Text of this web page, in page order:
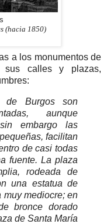
(hacia 1850)
a los monumentos de
sus calles y plazas,
de Burgos son
aunque
embargo las
facilitan
de casi todas
fuente. La plaza
rodeada de
una estatua de
muy mediocre; en
bronce dorado
de Santa María